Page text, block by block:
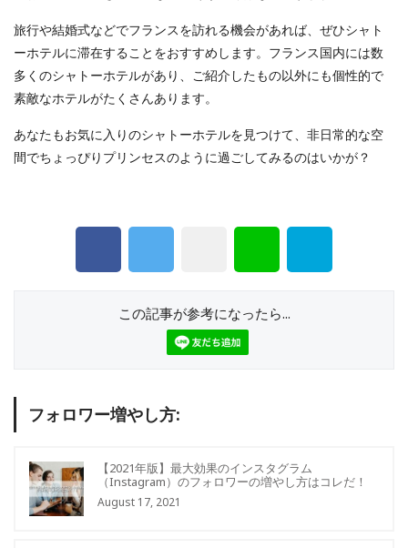
旅行や結婚式などでフランスを訪れる機会があれば、ぜひシャト
ーホテルに滞在することをおすすめします。フランス国内には数
多くのシャトーホテルがあり、ご紹介したもの以外にも個性的で
素敵なホテルがたくさんあります。
あなたもお気に入りのシャトーホテルを見つけて、非日常的な空
間でちょっぴりプリンセスのように過ごしてみるのはいかが？
この記事が参考になったら...
フォロワー増やし方:
【2021年版】最大効果のインスタグラム
（Instagram）のフォロワーの増やし方はコレだ！
August 17, 2021